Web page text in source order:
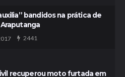
bandidos na prática de
2441
recuperou moto furtada em